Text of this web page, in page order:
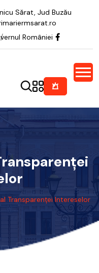
Sărat, Jud Buzău
României
Transparenței Intereselor